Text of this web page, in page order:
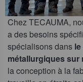
Chez TECAUMA,
a des besoins
spécialisons dans
métallurgiques sur
la conception à la